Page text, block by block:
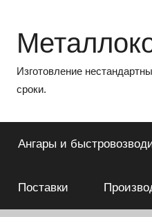
содержимому
Изготовление
сроки.
Ангары и
Поставки